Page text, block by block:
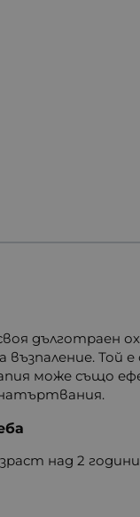
дълготраен
Той
може също
натъртвания.
над 2